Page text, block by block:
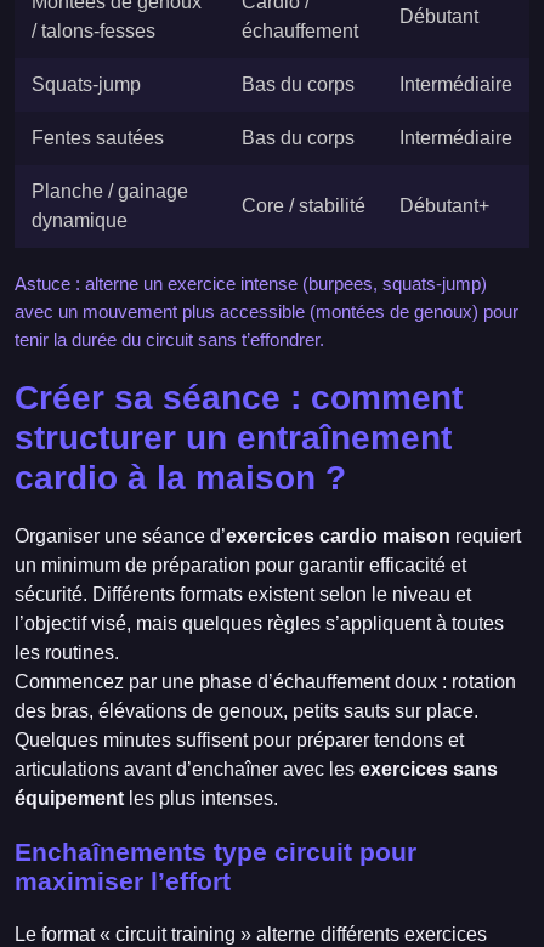
/ talons-fesses
échauffement
Débutant
Squats-jump Bas du corps Intermédiaire
Fentes sautées Bas du corps Intermédiaire
Planche / gainage
dynamique
Core / stabilité Débutant+
Astuce : alterne un exercice intense (burpees, squats-jump)
avec un mouvement plus accessible (montées de genoux) pour
tenir la durée du circuit sans t’effondrer.
Créer sa séance : comment
structurer un entraînement
cardio à la maison ?
Organiser une séance d’exercices cardio maison requiert
un minimum de préparation pour garantir efficacité et
sécurité. Différents formats existent selon le niveau et
l’objectif visé, mais quelques règles s’appliquent à toutes
les routines.
Commencez par une phase d’échauffement doux : rotation
des bras, élévations de genoux, petits sauts sur place.
Quelques minutes suffisent pour préparer tendons et
articulations avant d’enchaîner avec les exercices sans
équipement les plus intenses.
Enchaînements type circuit pour
maximiser l’effort
Le format « circuit training » alterne différents exercices